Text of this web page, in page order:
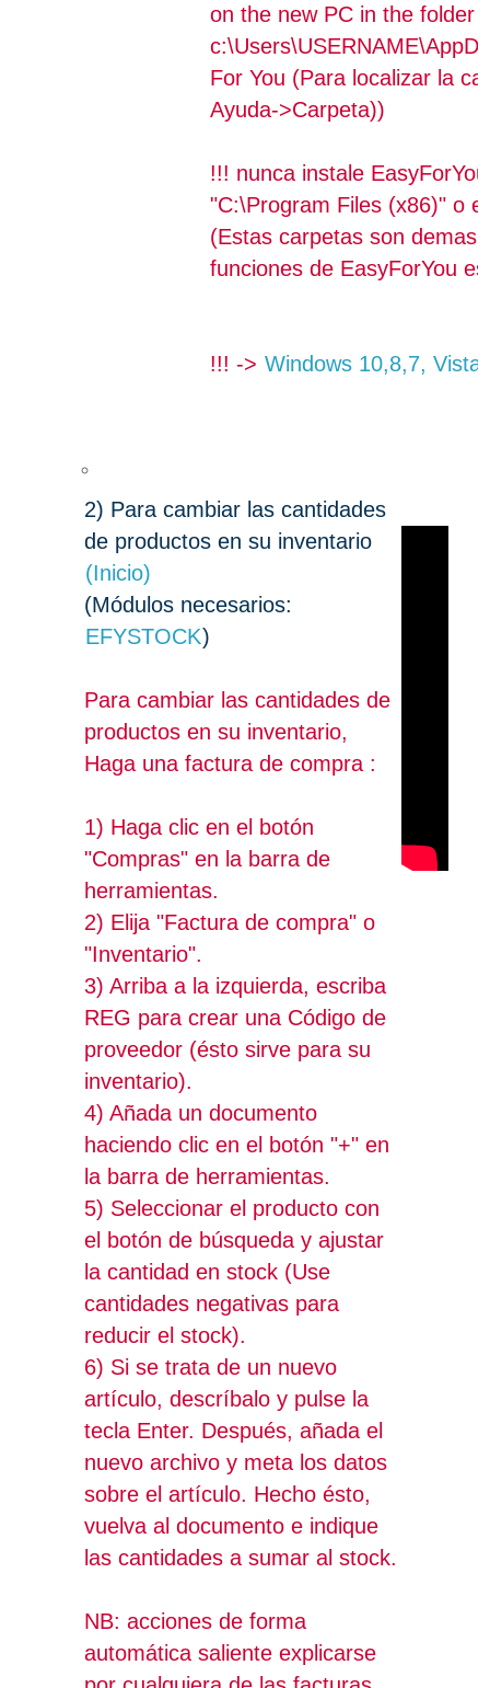
on the new PC in the folder
For You (Para localizar la
Ayuda->Carpeta))
!!! nunca instale
"C:\Program Files (x86)" o
(Estas carpetas son
funciones de EasyForYou
!!! -> Windows 10,8,7,
2) Para cambiar las cantidades
de productos en su inventario
(Inicio)
(Módulos necesarios:
EFYSTOCK)
Para cambiar las cantidades de
productos en su inventario,
Haga una factura de compra :
1) Haga clic en el botón
"Compras" en la barra de
herramientas.
2) Elija "Factura de compra" o
"Inventario".
3) Arriba a la izquierda, escriba
REG para crear una Código de
proveedor (ésto sirve para su
inventario).
4) Añada un documento
haciendo clic en el botón "+" en
la barra de herramientas.
5) Seleccionar el producto con
el botón de búsqueda y ajustar
la cantidad en stock (Use
cantidades negativas para
reducir el stock).
6) Si se trata de un nuevo
artículo, descríbalo y pulse la
tecla Enter. Después, añada el
nuevo archivo y meta los datos
sobre el artículo. Hecho ésto,
vuelva al documento e indique
las cantidades a sumar al stock.
NB: acciones de forma
automática saliente explicarse